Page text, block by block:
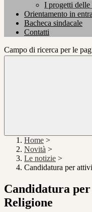
I progetti delle
Orientamento in
Bacheca sindacale
Contatti
Campo di ricerca per le
Home >
Novità >
Le notizie >
Candidatura per
Candidatura
Religione